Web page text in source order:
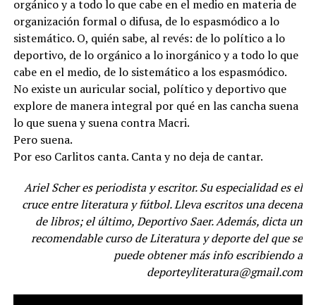
orgánico y a todo lo que cabe en el medio en materia de
organización formal o difusa, de lo espasmódico a lo
sistemático. O, quién sabe, al revés: de lo político a lo
deportivo, de lo orgánico a lo inorgánico y a todo lo que
cabe en el medio, de lo sistemático a los espasmódico.
No existe un auricular social, político y deportivo que
explore de manera integral por qué en las cancha suena
lo que suena y suena contra Macri.
Pero suena.
Por eso Carlitos canta. Canta y no deja de cantar.
Ariel Scher es periodista y escritor. Su especialidad es el
cruce entre literatura y fútbol. Lleva escritos una decena
de libros; el último, Deportivo Saer. Además, dicta un
recomendable curso de Literatura y deporte del que se
puede obtener más info escribiendo a
deporteyliteratura@gmail.com